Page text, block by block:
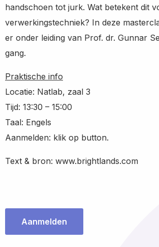
handschoen tot jurk. Wat betekent dit
verwerkingstechniek? In deze
er onder leiding van Prof. dr. Gunnar
gang.
Praktische info
Locatie: Natlab, zaal 3
Tijd: 13:30 – 15:00
Taal: Engels
Aanmelden: klik op button.
Text & bron: www.brightlands.com
Aanmelden